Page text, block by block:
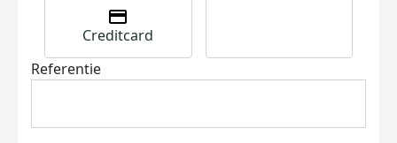
Creditcard
Referentie